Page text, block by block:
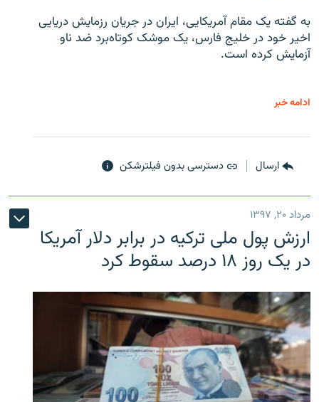
به گفته یک مقام آمریکایی، ایران در جریان رزمایش دریایی
اخیر خود در خلیج فارس، یک موشک کوتاه‌برد ضد ناو
آزمایش کرده است.
ادامه خبر
ارسال دسترسی بدون فیلترشکن
مرداد ۲۰, ۱۳۹۷
ارزش پول ملی ترکیه در برابر دلار آمریکا
در یک روز ۱۸ درصد سقوط کرد